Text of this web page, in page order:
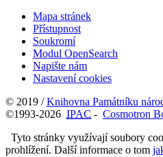
Mapa stránek
Přístupnost
Soukromí
Modul OpenSearch
Napište nám
Nastavení cookies
© 2019 /Knihovna Památníku
©1993-2026 IPAC - Cosmotron
Tyto stránky využívají soubory
prohlížení. Další informace o tom